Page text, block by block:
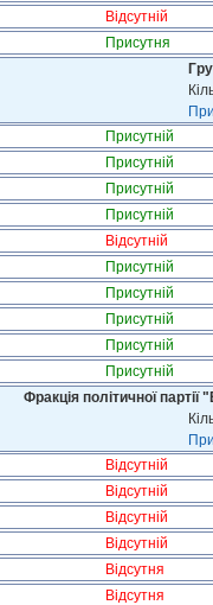
Відсутній
Присутня
Присутній
Присутній
Присутній
Присутній
Відсутній
Присутній
Присутній
Присутній
Присутній
Присутній
Фракція політичної
Відсутній
Відсутній
Відсутній
Відсутній
Відсутня
Відсутня